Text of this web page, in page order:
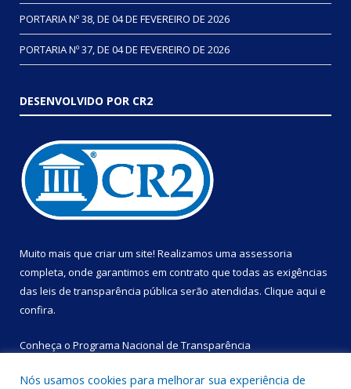
PORTARIA Nº 38, DE 04 DE FEVEREIRO DE 2026
PORTARIA Nº 37, DE 04 DE FEVEREIRO DE 2026
DESENVOLVIDO POR CR2
Muito mais que criar um site! Realizamos uma assessoria
completa, onde garantimos em contrato que todas as exigências
das leis de transparência pública serão atendidas. Clique aqui e
confira.
Conheça o Programa Nacional de Transparência
Nós usamos cookies para melhorar sua experiência de